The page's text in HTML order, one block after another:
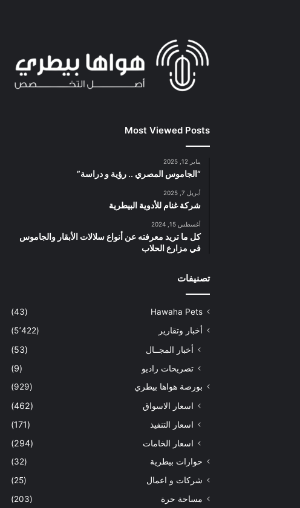
Most Viewed Posts
يناير 12, 2025
“الجاموس المصري .. رؤية و دراسة”
أبريل 7, 2025
شركة غنام للأدوية البيطرية
أغسطس 15, 2024
كل ما تريد معرفته عن أنواع سلالات الأبقار والجاموس
في مزارع الحلاب
تصنيفات
Hawaha Pets
(43)
أخبار وتقارير
(5٬422)
أخبار المجــال
(53)
تصريحات راديو
(9)
بورصة هواها بيطري (929)
اسعار الاسواق
(462)
اسعار التنفيذ
(171)
اسعار الخامات
(294)
حوارات بيطرية
(32)
شركات و اعمال
(25)
مساحة حرة
(203)